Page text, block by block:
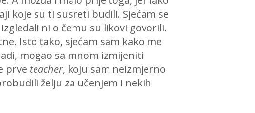
koje su ti susreti budili. Sjećam se
ni o čemu su likovi govorili.
Isto tako, sjećam sam kako me
mogao sa mnom izmijeniti
prve teacher, koju sam neizmjerno
želju za učenjem i nekih